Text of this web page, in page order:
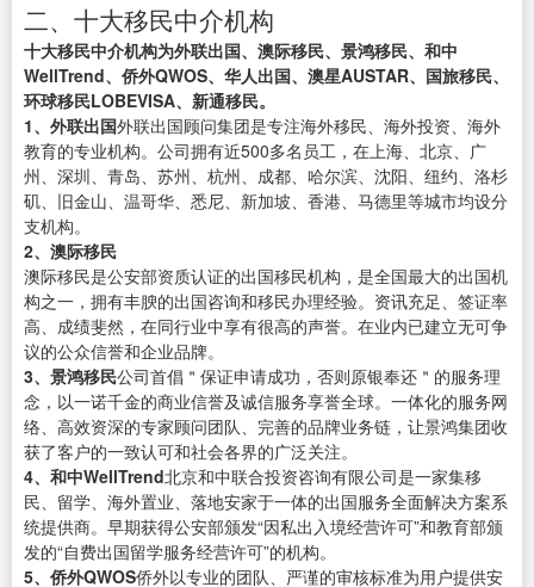
二、十大移民中介机构
十大移民中介机构为外联出国、澳际移民、景鸿移民、和中
WellTrend、侨外QWOS、华人出国、澳星AUSTAR、国旅移民、
环球移民LOBEVISA、新通移民。
1、外联出国外联出国顾问集团是专注海外移民、海外投资、海外
教育的专业机构。公司拥有近500多名员工，在上海、北京、广
州、深圳、青岛、苏州、杭州、成都、哈尔滨、沈阳、纽约、洛杉
矶、旧金山、温哥华、悉尼、新加坡、香港、马德里等城市均设分
支机构。
2、澳际移民
澳际移民是公安部资质认证的出国移民机构，是全国最大的出国机
构之一，拥有丰腴的出国咨询和移民办理经验。资讯充足、签证率
高、成绩斐然，在同行业中享有很高的声誉。在业内已建立无可争
议的公众信誉和企业品牌。
3、景鸿移民公司首倡＂保证申请成功，否则原银奉还＂的服务理
念，以一诺千金的商业信誉及诚信服务享誉全球。一体化的服务网
络、高效资深的专家顾问团队、完善的品牌业务链，让景鸿集团收
获了客户的一致认可和社会各界的广泛关注。
4、和中WellTrend北京和中联合投资咨询有限公司是一家集移
民、留学、海外置业、落地安家于一体的出国服务全面解决方案系
统提供商。早期获得公安部颁发“因私出入境经营许可”和教育部颁
发的“自费出国留学服务经营许可”的机构。
5、侨外QWOS侨外以专业的团队、严谨的审核标准为用户提供安